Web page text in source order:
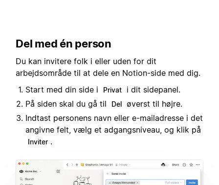
Del med én person
Du kan invitere folk i eller uden for dit
arbejdsområde til at dele en Notion-side med dig.
Start med din side i
Privat
i dit sidepanel.
På siden skal du gå til
Del øverst til højre.
Indtast personens navn eller e-mailadresse i det
angivne felt, vælg et adgangsniveau, og klik på
Inviter .